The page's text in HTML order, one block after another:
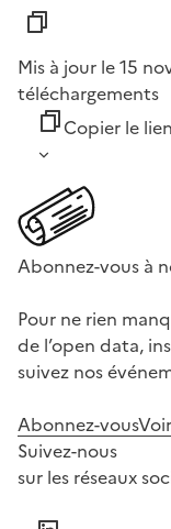
Mis à jour le 15
téléchargements
Copier le lien
Abonnez-vous à
Pour ne rien
de l’open data,
suivez nos
Abonnez-vous
Suivez-nous
sur les réseaux